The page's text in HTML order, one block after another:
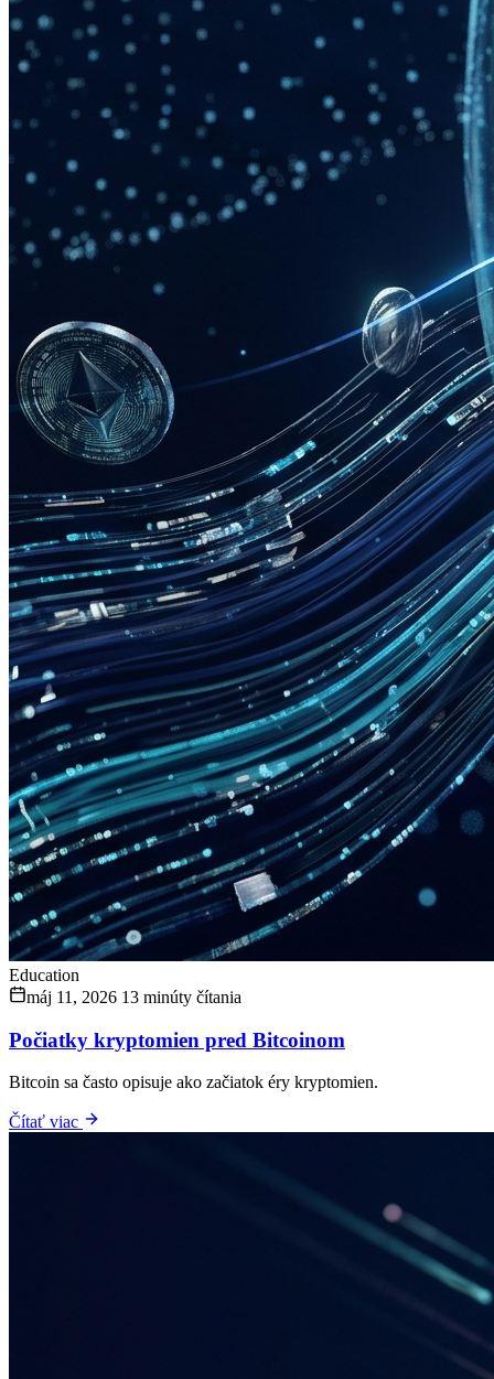
Education
máj 11, 2026 13 minúty čítania
Počiatky kryptomien pred Bitcoinom
Bitcoin sa často opisuje ako začiatok éry kryptomien.
Čítať viac